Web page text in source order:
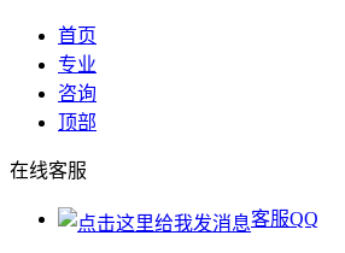
首页
专业
咨询
顶部
在线客服
客服QQ